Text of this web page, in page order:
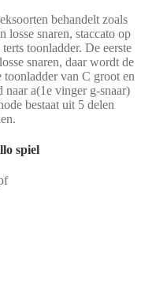
behandelt zoals
losse snaren, staccato op
toonladder. De eerste
snaren, daar wordt de
van C groot en
naar a(1e vinger g-snaar)
bestaat uit 5 delen
spiel